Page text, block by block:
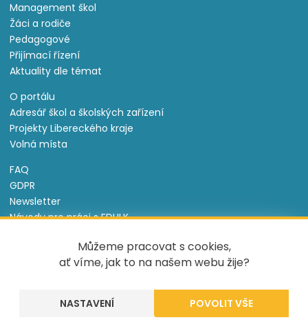
Můžeme pracovat s cookies,
ať víme, jak to na našem webu žije?
NASTAVENÍ
Management škol
Žáci a rodiče
Pedagogové
Přijímací řízení
Aktuality dle témat
O portálu
Adresář škol a školských zařízení
Projekty Libereckého kraje
Volná místa
FAQ
GDPR
Newsletter
Návody pro práci s EDULK
Nastavení cookies
Informace o souborech cookie
Tento projekt je spolufinancován Evropským sociálním
fondem a státním rozpočtem České republiky.